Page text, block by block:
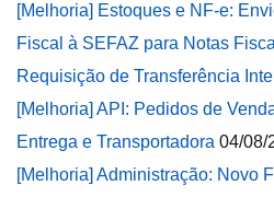
[Melhoria] Estoques e NF-e:
Fiscal à SEFAZ para Notas
Requisição de Transferência
[Melhoria] API: Pedidos de
Entrega e Transportadora 04/08/
[Melhoria] Administração: Novo